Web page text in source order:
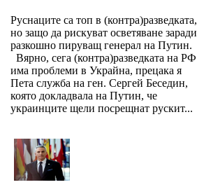
Руснаците са топ в (контра)разведката,
но защо да рискуват осветяване заради
разкошно пируващ генерал на Путин.
Вярно, сега (контра)разведката на РФ
има проблеми в Украйна, прецака я
Пета служба на ген. Сергей Беседин,
която докладвала на Путин, че
украинците щели посрещнат рускит...